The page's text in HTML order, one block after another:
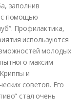
заполнив
с помощью
Профилактика,
используются
молодых
максим
и
советов. Его
стал очень